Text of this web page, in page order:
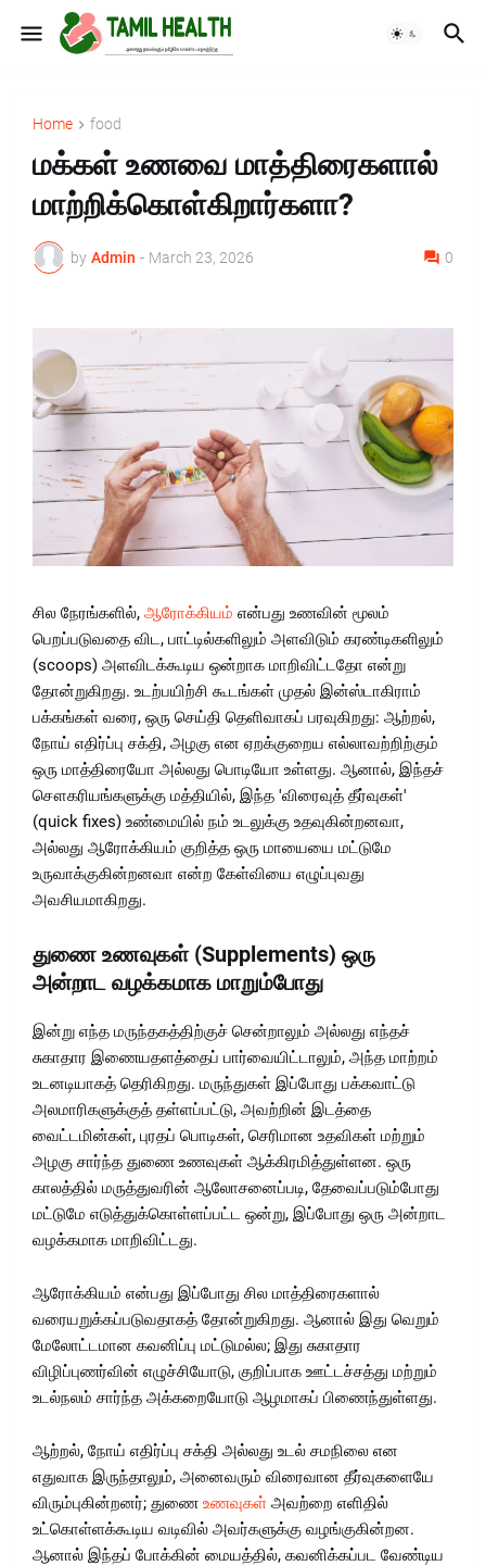
Home food
மக்கள் உணவை மாத்திரைகளால்
மாற்றிக்கொள்கிறார்களா?
by Admin - March 23, 2026 0
சில நேரங்களில், ஆரோக்கியம் என்பது உணவின் மூலம்
பெறப்படுவதை விட, பாட்டில்களிலும் அளவிடும் கரண்டிகளிலும்
(scoops) அளவிடக்கூடிய ஒன்றாக மாறிவிட்டதோ என்று
தோன்றுகிறது. உடற்பயிற்சி கூடங்கள் முதல் இன்ஸ்டாகிராம்
பக்கங்கள் வரை, ஒரு செய்தி தெளிவாகப் பரவுகிறது: ஆற்றல்,
நோய் எதிர்ப்பு சக்தி, அழகு என ஏறக்குறைய எல்லாவற்றிற்கும்
ஒரு மாத்திரையோ அல்லது பொடியோ உள்ளது. ஆனால், இந்தச்
சௌகரியங்களுக்கு மத்தியில், இந்த 'விரைவுத் தீர்வுகள்'
(quick fixes) உண்மையில் நம் உடலுக்கு உதவுகின்றனவா,
அல்லது ஆரோக்கியம் குறித்த ஒரு மாயையை மட்டுமே
உருவாக்குகின்றனவா என்ற கேள்வியை எழுப்புவது
அவசியமாகிறது.
துணை உணவுகள் (Supplements) ஒரு
அன்றாட வழக்கமாக மாறும்போது
இன்று எந்த மருந்தகத்திற்குச் சென்றாலும் அல்லது எந்தச்
சுகாதார இணையதளத்தைப் பார்வையிட்டாலும், அந்த மாற்றம்
உடனடியாகத் தெரிகிறது. மருந்துகள் இப்போது பக்கவாட்டு
அலமாரிகளுக்குத் தள்ளப்பட்டு, அவற்றின் இடத்தை
வைட்டமின்கள், புரதப் பொடிகள், செரிமான உதவிகள் மற்றும்
அழகு சார்ந்த துணை உணவுகள் ஆக்கிரமித்துள்ளன. ஒரு
காலத்தில் மருத்துவரின் ஆலோசனைப்படி, தேவைப்படும்போது
மட்டுமே எடுத்துக்கொள்ளப்பட்ட ஒன்று, இப்போது ஒரு அன்றாட
வழக்கமாக மாறிவிட்டது.
ஆரோக்கியம் என்பது இப்போது சில மாத்திரைகளால்
வரையறுக்கப்படுவதாகத் தோன்றுகிறது. ஆனால் இது வெறும்
மேலோட்டமான கவனிப்பு மட்டுமல்ல; இது சுகாதார
விழிப்புணர்வின் எழுச்சியோடு, குறிப்பாக ஊட்டச்சத்து மற்றும்
உடல்நலம் சார்ந்த அக்கறையோடு ஆழமாகப் பிணைந்துள்ளது.
ஆற்றல், நோய் எதிர்ப்பு சக்தி அல்லது உடல் சமநிலை என
எதுவாக இருந்தாலும், அனைவரும் விரைவான தீர்வுகளையே
விரும்புகின்றனர்; துணை உணவுகள் அவற்றை எளிதில்
உட்கொள்ளக்கூடிய வடிவில் அவர்களுக்கு வழங்குகின்றன.
ஆனால் இந்தப் போக்கின் மையத்தில், கவனிக்கப்பட வேண்டிய